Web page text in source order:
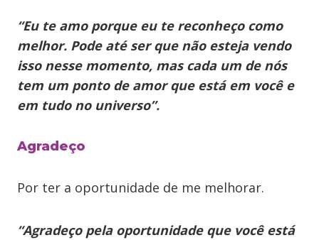
“Eu te amo porque eu te reconheço como
melhor. Pode até ser que não esteja vendo
isso nesse momento, mas cada um de nós
tem um ponto de amor que está em você e
em tudo no universo”.
Agradeço
Por ter a oportunidade de me melhorar.
“Agradeço pela oportunidade que você está